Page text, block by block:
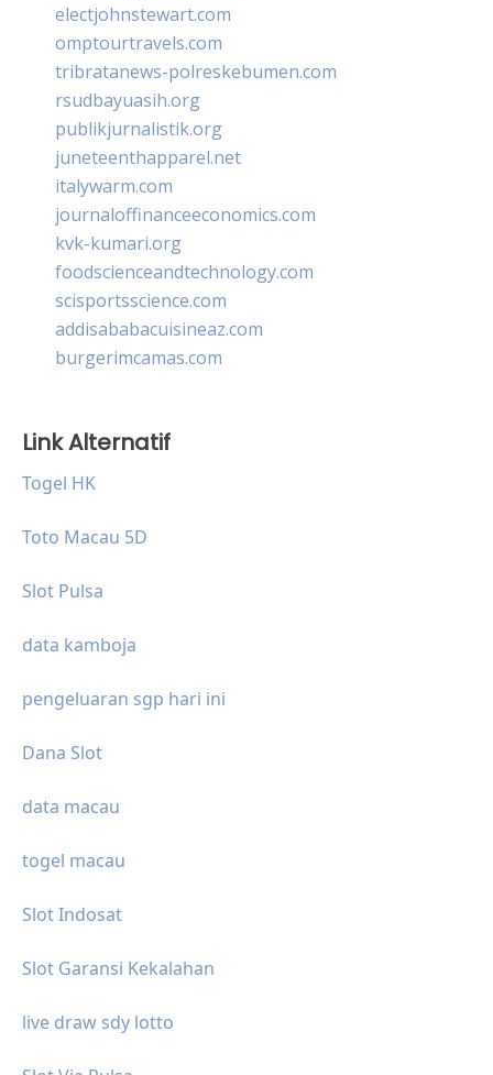
electjohnstewart.com
omptourtravels.com
tribratanews-polreskebumen.com
rsudbayuasih.org
publikjurnalistik.org
juneteenthapparel.net
italywarm.com
journaloffinanceeconomics.com
kvk-kumari.org
foodscienceandtechnology.com
scisportsscience.com
addisababacuisineaz.com
burgerimcamas.com
Link Alternatif
Togel HK
Toto Macau 5D
Slot Pulsa
data kamboja
pengeluaran sgp hari ini
Dana Slot
data macau
togel macau
Slot Indosat
Slot Garansi Kekalahan
live draw sdy lotto